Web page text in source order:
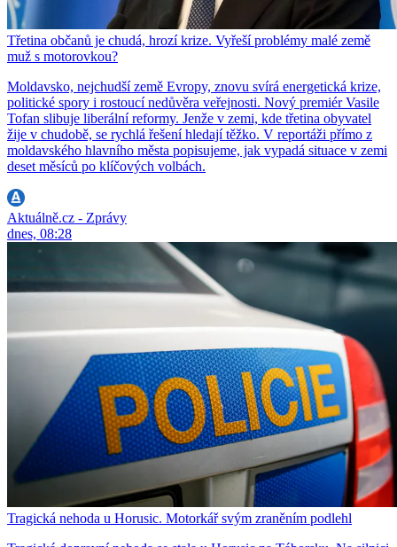
Třetina občanů je chudá, hrozí krize. Vyřeší problémy malé země
muž s motorovkou?
Moldavsko, nejchudší země Evropy, znovu svírá energetická krize,
politické spory i rostoucí nedůvěra veřejnosti. Nový premiér Vasile
Tofan slibuje liberální reformy. Jenže v zemi, kde třetina obyvatel
žije v chudobě, se rychlá řešení hledají těžko. V reportáži přímo z
moldavského hlavního města popisujeme, jak vypadá situace v zemi
deset měsíců po klíčových volbách.
Aktuálně.cz - Zprávy
dnes, 08:28
Tragická nehoda u Horusic. Motorkář svým zraněním podlehl